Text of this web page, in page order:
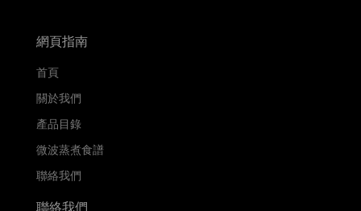
網頁指南
首頁
關於我們
產品目錄
微波蒸煮食譜
聯絡我們
聯絡我們